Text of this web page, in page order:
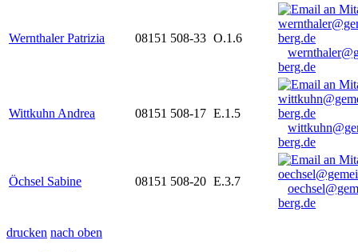
Wernthaler Patrizia 08151 508-33 O.1.6
berg.de
Wittkuhn Andrea 08151 508-17 E.1.5
berg.de
Öchsel Sabine 08151 508-20 E.3.7
berg.de
drucken nach oben